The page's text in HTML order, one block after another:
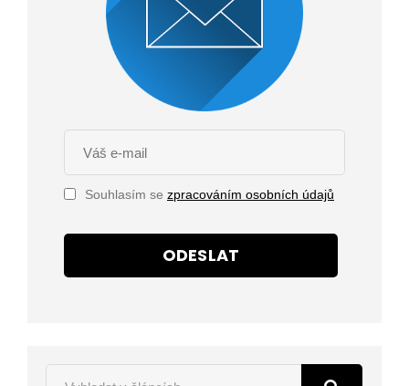
Souhlasím se zpracováním osobních údajů
ODESLAT